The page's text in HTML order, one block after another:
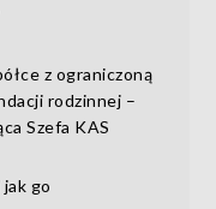
z ograniczoną
rodzinnej –
Szefa KAS
go